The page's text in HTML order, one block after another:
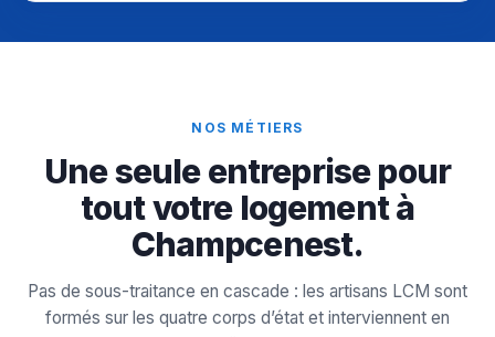
NOS MÉTIERS
Une seule entreprise pour
tout votre logement à
Champcenest.
Pas de sous-traitance en cascade : les artisans LCM sont
formés sur les quatre corps d’état et interviennent en